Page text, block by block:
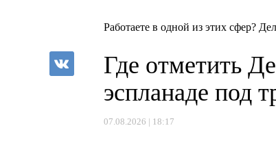
Работаете в одной из этих сфер?
Где отметить
эспланаде под
07.08.2026 | 18:17